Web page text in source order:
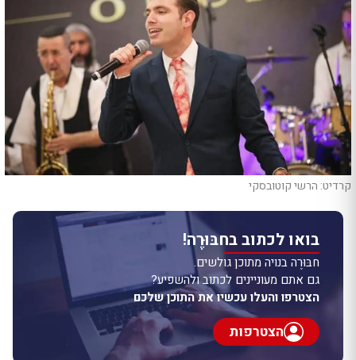
קרדיט: הרשי קוטובסקי
בואו לכתוב בחבּוּרֶה!
חבּוּרֶה בנויה מתוכן גולשים.
גם אתם מעוניינים לכתוב ולהשפיע?
הצטרפו והעלו עכשיו את התוכן שלכם
הצטרפות